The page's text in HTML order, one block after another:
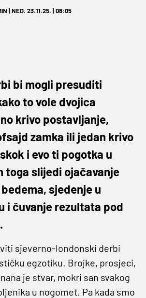
| NED. 23.11.25. | 08:05
bi mogli presuditi
to vole dvojica
krivo postavljanje,
zamka ili jedan krivo
i evo ti pogotka u
toga slijedi ojačavanje
sjedenje u
i čuvanje rezultata pod
sjeverno-londonski derbi
egzotiku. Brojke, prosjeci,
je stvar, mokri san svakog
u nogomet. Pa kada smo